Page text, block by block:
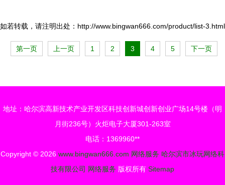
景应用、类
型区别与价
格解析
隔离网到机
器人防护
网，构筑现
坚实屏障
领未来服务
业发展的网
络服务新方
公司的好用
如若转载，请注明出处：http://www.bingwan666.com/product/list-3.html
第一页 上一页 1 2 3 4 5 下一页
地址：哈尔滨高新技术产业开发区科技创新城创新创业广场14号楼（明
月街236号）火炬电子大厦301-263室
电话：1369960**
Copyright © 2026 www.bingwan666.com 网络服务 哈尔滨市冰玩网络科
技有限公司 网络服务 版权所有 Sitemap